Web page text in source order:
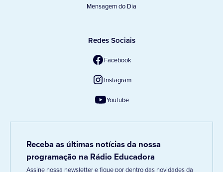
Mensagem do Dia
Redes Sociais
Facebook
Instagram
Youtube
Receba as últimas notícias da nossa
programação na Rádio Educadora
Assine nossa newsletter e fique por dentro das novidades da